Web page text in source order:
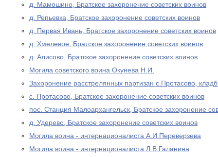
д. Мамошино, Братское захоронение советских воинов
д. Репьевка, Братское захоронение советских воинов
д. Первая Ивань, Братское захоронение советских воинов
д. Хмелевое, Братское захоронение советских воинов
д. Алисово, Братское захоронение советских воинов
Могила советского воина Окунева Н.И.
Захоронение расстрелянных партизан с.Протасово,
с. Протасово, Братское захоронение советских воинов
пос. Станция Малоархангельск, Братское захоронение
д. Удерево, Братское захоронение советских воинов
Могила воина - интернационалиста А.И.Переверзева
Могила воина - интернационалиста Л.В.Галанина